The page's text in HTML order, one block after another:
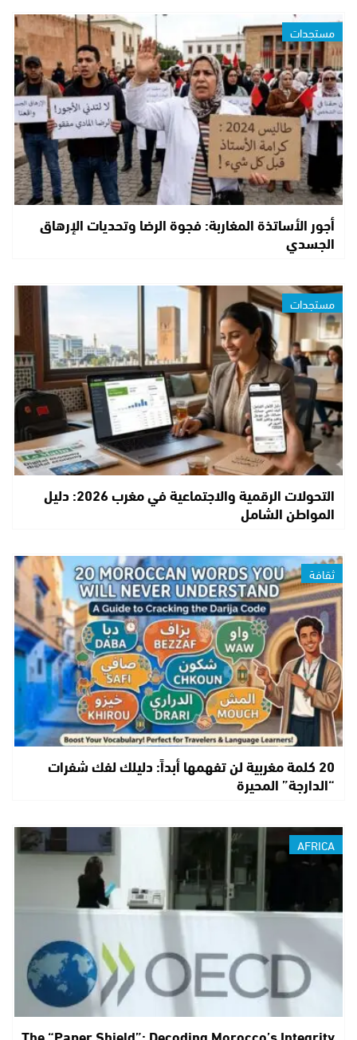
مستجدات
أجور الأساتذة المغاربة: فجوة الرضا وتحديات الإرهاق
الجسدي
مستجدات
التحولات الرقمية والاجتماعية في مغرب 2026: دليل
المواطن الشامل
ثقافة
20 كلمة مغربية لن تفهمها أبداً: دليلك لفك شفرات
“الدارجة” المحيرة
AFRICA